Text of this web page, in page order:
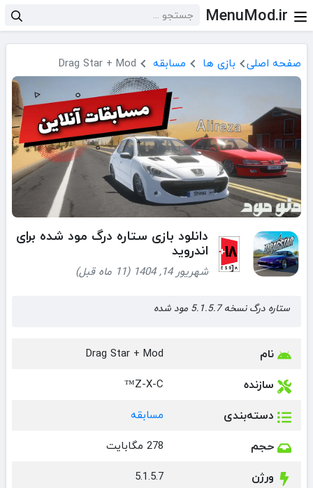
MenuMod.ir
صفحه اصلی بازی ها مسابقه Drag Star + Mod
دانلود بازی ستاره درگ مود شده برای
اندروید
شهریور 14, 1404 (11 ماه قبل)
ستاره درگ نسخه 5.1.5.7 مود شده
نام Drag Star + Mod
سازنده Z-X-C™
دسته‌بندی مسابقه
حجم 278 مگابایت
ورژن 5.1.5.7